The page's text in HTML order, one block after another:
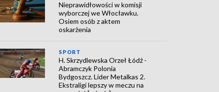
Nieprawidłowości w komisji
wyborczej we Włocławku.
Osiem osób z aktem
oskarżenia
SPORT
H. Skrzydlewska Orzeł Łódź -
Abramczyk Polonia
Bydgoszcz. Lider Metalkas 2.
Ekstraligi lepszy w meczu na